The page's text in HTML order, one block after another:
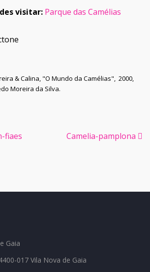
visitar: Parque das Camélias
& Calina, "O Mundo da Camélias", 2000,
Moreira da Silva.
fiaes Camelia-pamplona
Gaia
017 Vila Nova de Gaia